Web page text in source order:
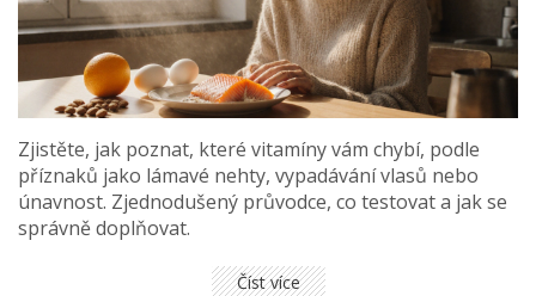
Zjistěte, jak poznat, které vitamíny vám chybí, podle
příznaků jako lámavé nehty, vypadávání vlasů nebo
únavnost. Zjednodušený průvodce, co testovat a jak se
správně doplňovat.
Číst více